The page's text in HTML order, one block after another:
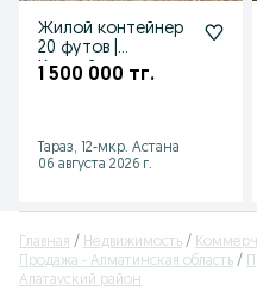
Жилой контейнер
20 футов |
Контейнер дом с
1 500 000 тг.
Тараз, 12-мкр. Астана
06 августа 2026 г.
Главная Недвижимость
Продажа - Алматинская область
Алатауский район